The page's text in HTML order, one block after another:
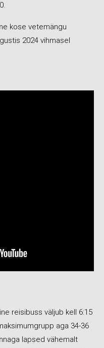
kose vetemängu
2024 vihmasel
reisibuss väljub kell 6:15
aga 34-36
lapsed vähemalt